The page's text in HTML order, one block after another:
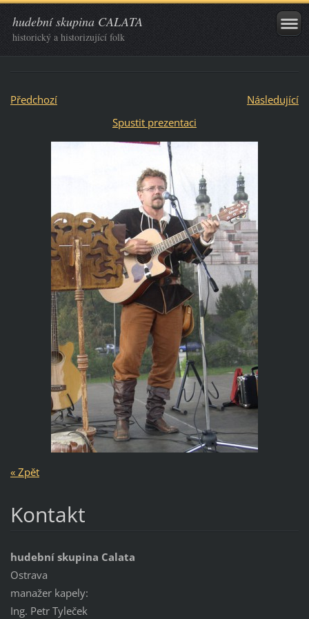
hudební skupina CALATA
historický a historizující folk
Předchozí
Následující
Spustit prezentaci
« Zpět
Kontakt
hudební skupina Calata
Ostrava
manažer kapely:
Ing. Petr Tyleček